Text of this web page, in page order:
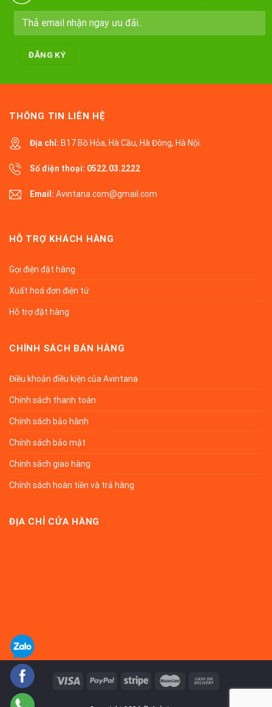
THÔNG TIN LIÊN HỆ
Địa chỉ: B17 Bồ Hỏa, Hà Cầu, Hà Đông, Hà Nội.
Số điện thoại: 0522.03.2222
Email: Avintana.com@gmail.com
HỖ TRỢ KHÁCH HÀNG
Gọi điện đặt hàng
Xuất hoá đơn điện tử
Hỗ trợ đặt hàng
CHÍNH SÁCH BÁN HÀNG
Điều khoản điều kiện của Avintana
Chính sách thanh toán
Chính sách bảo hành
Chính sách bảo mật
Chính sách giao hàng
Chính sách hoàn tiền và trả hàng
ĐỊA CHỈ CỬA HÀNG